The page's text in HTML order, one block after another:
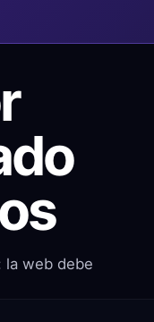
la web debe